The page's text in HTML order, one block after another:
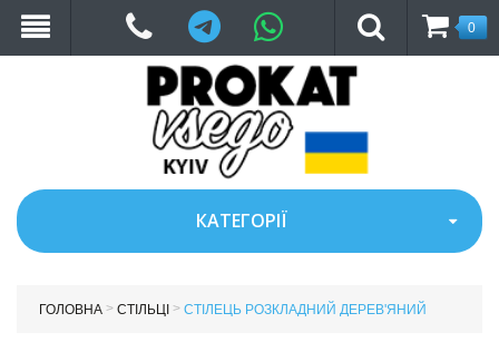
Telegram
0
КАТЕГОРІЇ
ГОЛОВНА > СТІЛЬЦІ > СТІЛЕЦЬ РОЗКЛАДНИЙ ДЕРЕВ'ЯНИЙ